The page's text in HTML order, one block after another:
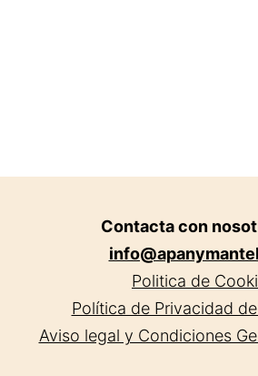
Contacta con
Politica de
Política de Privacidad
Aviso legal y Condiciones